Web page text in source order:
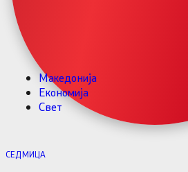
Македонија
Економија
Свет
СЕДМИЦА